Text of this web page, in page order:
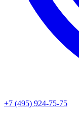
+7 (495) 924-75-75